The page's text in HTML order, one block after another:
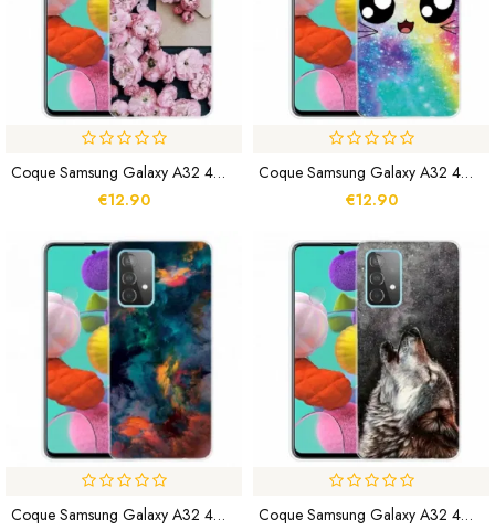
Coque Samsung Galaxy A32 4G Fleurs Intenses
€12.90
Coque Samsung Galaxy A32 4G Chat Cartoon
€12.90
Coque Samsung Galaxy A32 4G Nuages Colorés
Coque Samsung Galaxy A32 4G Sublime Loup